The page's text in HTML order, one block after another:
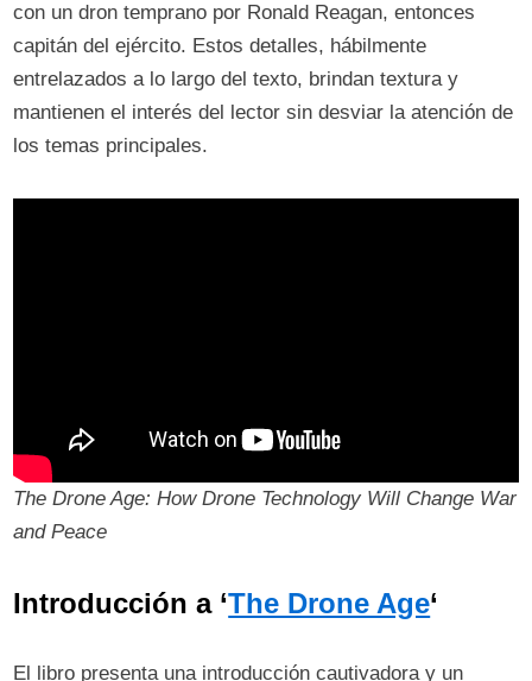
con un dron temprano por Ronald Reagan, entonces
capitán del ejército. Estos detalles, hábilmente
entrelazados a lo largo del texto, brindan textura y
mantienen el interés del lector sin desviar la atención de
los temas principales.
The Drone Age: How Drone Technology Will Change War
and Peace
Introducción a ‘The Drone Age‘
El libro presenta una introducción cautivadora y un